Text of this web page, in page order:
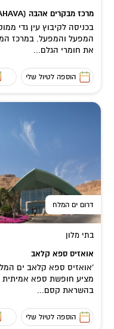
מרכז מבקרים אהבה (AHAVA) - קיבוץ עין גדי ומצפה שלום
בכניסה לקיבוץ עין גדי
המפעל והמפעל. במרכז
את חומרי הגלם...
הוספה לטיול שלי
דרום ים המלח
בתי מלון
אואזיס ספא קלאב
'אואזיס ספא קלאב ים
בהשראת קסם...
הוספה לטיול שלי